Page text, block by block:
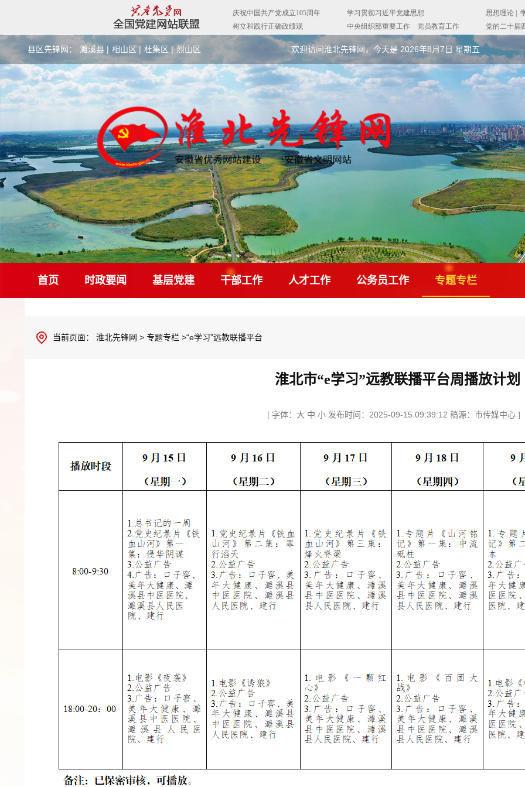
县区先锋网： 濉溪县 | 相山区 | 杜集区 | 烈山区 欢迎访问淮北先锋网，今天是 2026年8月7日 星期五
首页 时政要闻 基层党建 干部工作 人才工作 公务员工作 专题专栏
当前页面： 淮北先锋网 > 专题专栏 >“e学习”远教联播平台
淮北市“e学习”远教联播平台周播放计划
[ 字体： 大 中 小 发布时间：2025-09-15 09:39:12 稿源：市传媒中心 ]